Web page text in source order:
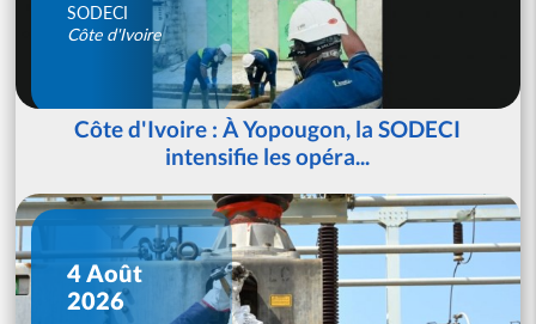
SODECI
Côte d'Ivoire
Côte d'Ivoire : À Yopougon, la SODECI
intensifie les opéra...
4 Août
2026